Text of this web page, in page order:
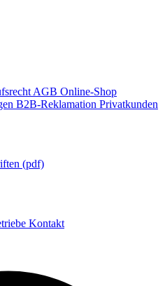
AGB Online-Shop
B2B-Reklamation Privatkunden
(pdf)
Kontakt